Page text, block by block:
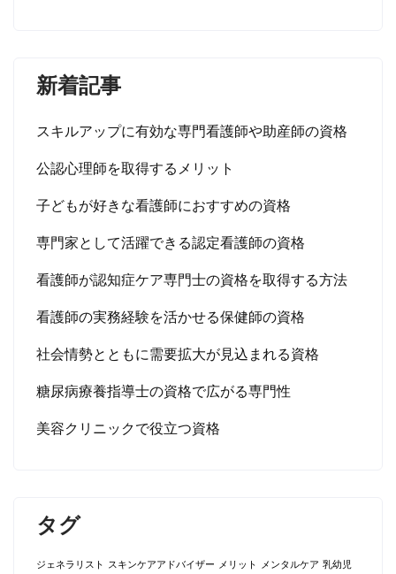
新着記事
スキルアップに有効な専門看護師や助産師の資格
公認心理師を取得するメリット
子どもが好きな看護師におすすめの資格
専門家として活躍できる認定看護師の資格
看護師が認知症ケア専門士の資格を取得する方法
看護師の実務経験を活かせる保健師の資格
社会情勢とともに需要拡大が見込まれる資格
糖尿病療養指導士の資格で広がる専門性
美容クリニックで役立つ資格
タグ
ジェネラリスト スキンケアアドバイザー メリット メンタルケア 乳幼児